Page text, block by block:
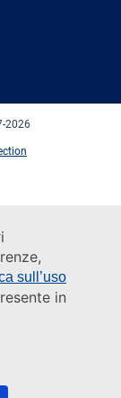
sull’uso
in
2026